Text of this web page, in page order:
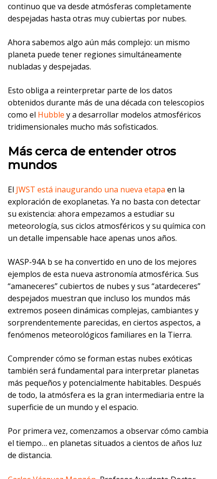
continuo que va desde atmósferas completamente
despejadas hasta otras muy cubiertas por nubes.
Ahora sabemos algo aún más complejo: un mismo
planeta puede tener regiones simultáneamente
nubladas y despejadas.
Esto obliga a reinterpretar parte de los datos
obtenidos durante más de una década con telescopios
como el Hubble y a desarrollar modelos atmosféricos
tridimensionales mucho más sofisticados.
Más cerca de entender otros
mundos
El JWST está inaugurando una nueva etapa en la
exploración de exoplanetas. Ya no basta con detectar
su existencia: ahora empezamos a estudiar su
meteorología, sus ciclos atmosféricos y su química con
un detalle impensable hace apenas unos años.
WASP-94A b se ha convertido en uno de los mejores
ejemplos de esta nueva astronomía atmosférica. Sus
“amaneceres” cubiertos de nubes y sus “atardeceres”
despejados muestran que incluso los mundos más
extremos poseen dinámicas complejas, cambiantes y
sorprendentemente parecidas, en ciertos aspectos, a
fenómenos meteorológicos familiares en la Tierra.
Comprender cómo se forman estas nubes exóticas
también será fundamental para interpretar planetas
más pequeños y potencialmente habitables. Después
de todo, la atmósfera es la gran intermediaria entre la
superficie de un mundo y el espacio.
Por primera vez, comenzamos a observar cómo cambia
el tiempo… en planetas situados a cientos de años luz
de distancia.